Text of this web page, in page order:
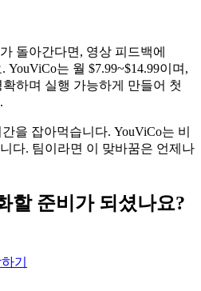
돌아간다면, 영상 피드백에
YouViCo는 월 $7.99~$14.99이며,
하며 실행 가능하게 만들어 첫
을 잡아먹습니다. YouViCo는 비
다. 팀이라면 이 맞바꿈은 언제나
할 준비가 되셨나요?
기